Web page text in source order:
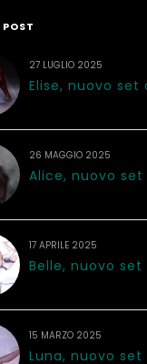
27 LUGLIO 2025
Elise, nuovo set
26 MAGGIO 2025
Alice, nuovo
17 APRILE 2025
Belle, nuovo
15 MARZO 2025
Luna, nuovo